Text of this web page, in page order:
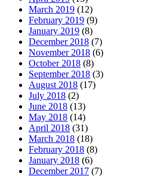
March 2019 (12)
February 2019 (9)
January 2019 (8)
December 2018 (7)
November 2018 (6)
October 2018 (8)
September 2018 (3)
August 2018 (17)
July 2018 (2)
June 2018 (13)
May 2018 (14)
April 2018 (31)
March 2018 (18)
February 2018 (8)
January 2018 (6)
December 2017 (7)